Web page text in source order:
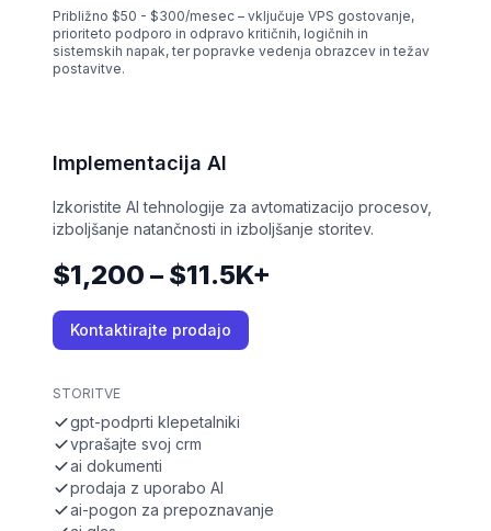
Približno $50 - $300/mesec – vključuje VPS gostovanje,
prioriteto podporo in odpravo kritičnih, logičnih in
sistemskih napak, ter popravke vedenja obrazcev in težav
postavitve.
Implementacija AI
Izkoristite AI tehnologije za avtomatizacijo procesov,
izboljšanje natančnosti in izboljšanje storitev.
$1,200 – $11.5K+
Kontaktirajte prodajo
STORITVE
gpt-podprti klepetalniki
vprašajte svoj crm
ai dokumenti
prodaja z uporabo AI
ai-pogon za prepoznavanje